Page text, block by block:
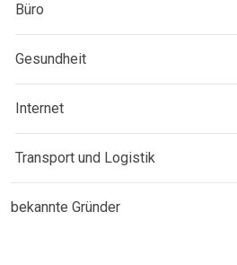
Büro
Gesundheit
Internet
Transport und Logistik
bekannte Gründer